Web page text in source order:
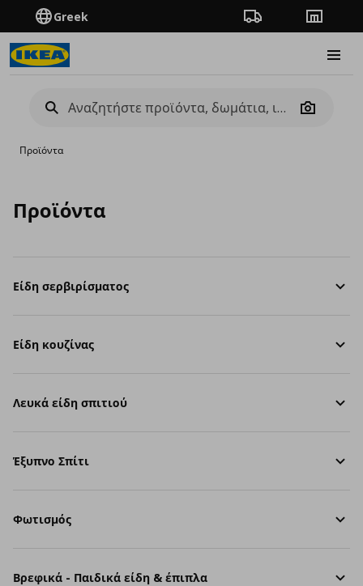
Greek Πορεία παραγγελίας
Camera
Προϊόντα
Προϊόντα
Είδη σερβιρίσματος
Είδη κουζίνας
Λευκά είδη σπιτιού
Έξυπνο Σπίτι
Φωτισμός
Βρεφικά - Παιδικά είδη & έπιπλα